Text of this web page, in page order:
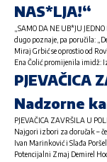
NAS*LJA!“
„SAMO DA NE UB*JU
dugo poznaje, pa poručila:
Miraj Grbić se oprostio od
Ena Čolić promijenila imidž:
PJEVAČICA
Nadzorne
PJEVAČICA ZAVRŠILA U
Najgori izbori za doručak –
Ivan Marinković i Slađa
Potencijalni Zmaj Demirel